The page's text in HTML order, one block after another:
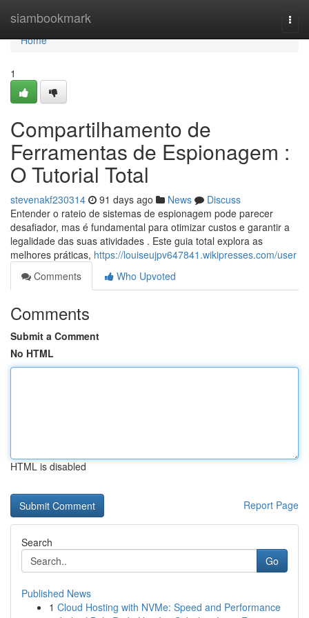
siambookmark
Home
Home
1
Compartilhamento de
Ferramentas de Espionagem :
O Tutorial Total
stevenakf230314 91 days ago News
Discuss
Entender o rateio de sistemas de espionagem pode parecer
desafiador, mas é fundamental para otimizar custos e garantir a
legalidade das suas atividades . Este guia total explora as
melhores práticas, https://louiseujpv647841.wikipresses.com/user
Comments
Who Upvoted
Comments
Submit a Comment
No HTML
HTML is disabled
Report Page
Search
Go
Published News
1 Cloud Hosting with NVMe: Speed and Performance